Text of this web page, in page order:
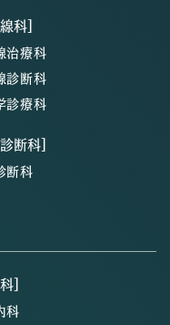
科]
治療科
診断科
診療科
断科]
断科
]
科